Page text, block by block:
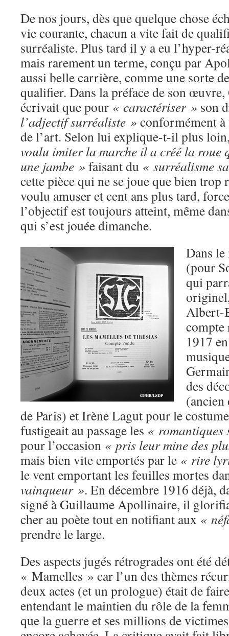
De nos jours, dès que quelque chose
vie courante, chacun a vite fait de
surréaliste. Plus tard il y a eu l’hyper-
mais rarement un terme, conçu par
aussi belle carrière, comme une sorte
qualifier. Dans la préface de son
écrivait que pour « caractériser » son
l’adjectif surréaliste » conformément
de l’art. Selon lui explique-t-il plus
voulu imiter la marche il a créé la roue
une jambe » faisant du « surréalisme
cette pièce qui ne se joue que bien
voulu amuser et cent ans plus tard,
l’objectif est toujours atteint, même
qui s’est jouée dimanche.
Dans
(pour
qui
Albert-
compte
1917
des
(ancien
de Paris) et Irène Lagut pour le
fustigeait au passage les « romantiques
pour l’occasion « pris leur mine des
mais bien vite emportés par le « rire
le vent emportant les feuilles mortes
vainqueur ». En décembre 1916 déjà,
signé à Guillaume Apollinaire, il
cher au poète tout en notifiant aux «
prendre le large.
Des aspects jugés rétrogrades ont été
« Mamelles » car l’un des thèmes
deux actes (et un prologue) était de
entendant le maintien du rôle de la
que la guerre et ses millions de